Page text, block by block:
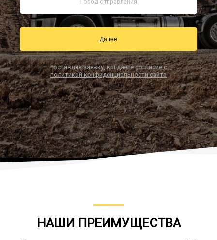
Звонок по России бесплатный
sale@simtruck-negabarit.ru
Заказать звонок
Далее
*оставляя заявку, вы даете согласие с
политикой конфиденциальности сайта
НАШИ ПРЕИМУЩЕСТВА